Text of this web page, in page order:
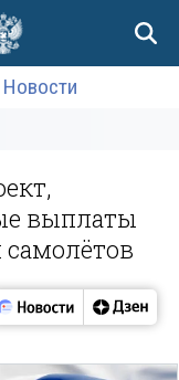
Новости
выплаты